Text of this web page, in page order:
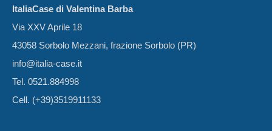
ItaliaCase di Valentina Barba
Via XXV Aprile 18
43058 Sorbolo Mezzani, frazione Sorbolo (PR)
info@italia-case.it
Tel. 0521.884998
Cell. (+39)3519911133